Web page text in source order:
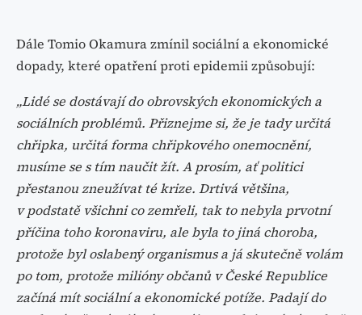
Dále Tomio Okamura zmínil sociální a ekonomické
dopady, které opatření proti epidemii způsobují:
„Lidé se dostávají do obrovských ekonomických a
sociálních problémů. Přiznejme si, že je tady určitá
chřipka, určitá forma chřipkového onemocnění,
musíme se s tím naučit žít. A prosím, ať politici
přestanou zneužívat té krize. Drtivá většina,
v podstatě všichni co zemřeli, tak to nebyla prvotní
příčina toho koronaviru, ale byla to jiná choroba,
protože byl oslabený organismus a já skutečně volám
po tom, protože milióny občanů v České Republice
začíná mít sociální a ekonomické potíže. Padají do